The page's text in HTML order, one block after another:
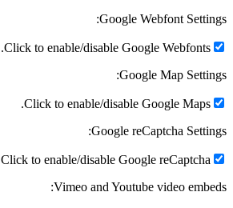
Google Webfont
Click to enable/disable Google
Google Map
Click to enable/disable Google
Google reCaptcha
Click to enable/disable Google
Vimeo and Youtube video